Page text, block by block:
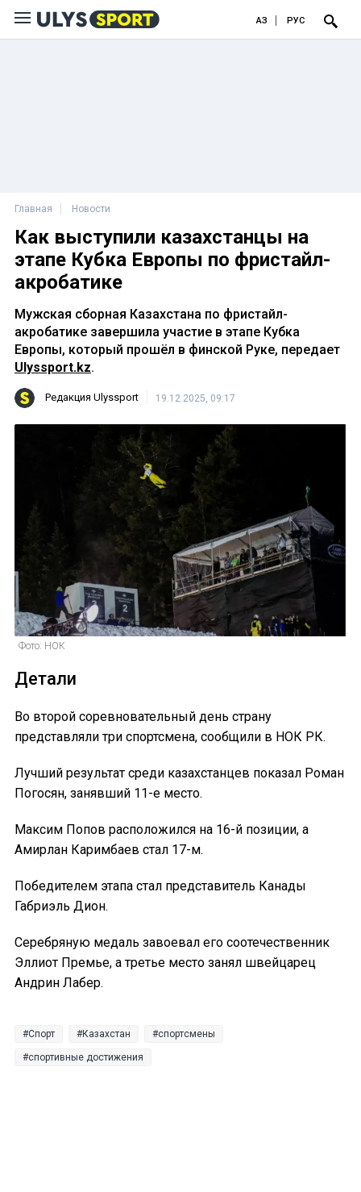
ҚАЗ РУС
Главная Новости
Как выступили казахстанцы на
этапе Кубка Европы по фристайл-
акробатике
Мужская сборная Казахстана по фристайл-
акробатике завершила участие в этапе Кубка
Европы, который прошёл в финской Руке, передает
Ulyssport.kz.
Редакция Ulyssport 19.12.2025, 09:17
Фото: НОК
Детали
Во второй соревновательный день страну
представляли три спортсмена, сообщили в НОК РК.
Лучший результат среди казахстанцев показал Роман
Погосян, занявший 11-е место.
Максим Попов расположился на 16-й позиции, а
Амирлан Каримбаев стал 17-м.
Победителем этапа стал представитель Канады
Габриэль Дион.
Серебряную медаль завоевал его соотечественник
Эллиот Премье, а третье место занял швейцарец
Андрин Лабер.
Спорт Казахстан спортсмены
спортивные достижения